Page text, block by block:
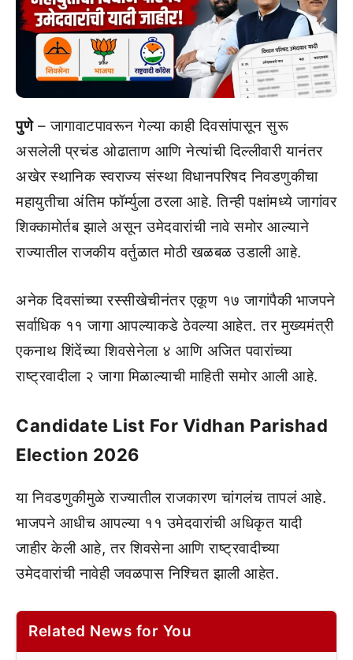
पुणे– जागावाटपावरून गेल्या काही दिवसांपासून सुरू
असलेली प्रचंड ओढाताण आणि नेत्यांची दिल्लीवारी यानंतर
अखेर स्थानिक स्वराज्य संस्था विधानपरिषद निवडणुकीचा
महायुतीचा अंतिम फॉर्म्युला ठरला आहे. तिन्ही पक्षांमध्ये जागांवर
शिक्कामोर्तब झाले असून उमेदवारांची नावे समोर आल्याने
राज्यातील राजकीय वर्तुळात मोठी खळबळ उडाली आहे.
अनेक दिवसांच्या रस्सीखेचीनंतर एकूण १७ जागांपैकी भाजपने
सर्वाधिक ११ जागा आपल्याकडे ठेवल्या आहेत. तर मुख्यमंत्री
एकनाथ शिंदेंच्या शिवसेनेला ४ आणि अजित पवारांच्या
राष्ट्रवादीला २ जागा मिळाल्याची माहिती समोर आली आहे.
Candidate List For Vidhan Parishad
Election 2026
या निवडणुकीमुळे राज्यातील राजकारण चांगलंच तापलं आहे.
भाजपने आधीच आपल्या ११ उमेदवारांची अधिकृत यादी
जाहीर केली आहे, तर शिवसेना आणि राष्ट्रवादीच्या
उमेदवारांची नावेही जवळपास निश्चित झाली आहेत.
Related News for You